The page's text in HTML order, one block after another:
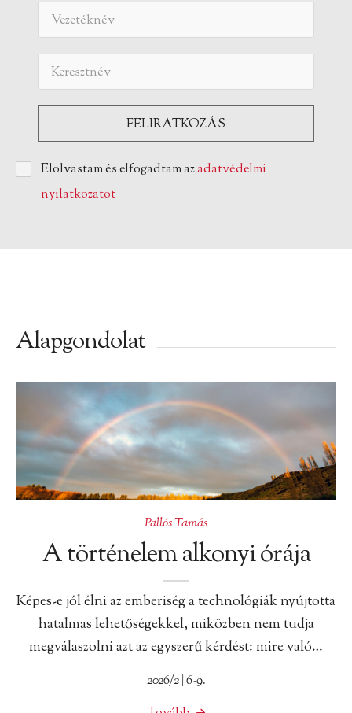
Elolvastam és elfogadtam azadatvédelmi
nyilatkozatot
Alapgondolat
Pallós Tamás
A történelem alkonyi órája
Képes-e jól élni az emberiség a technológiák nyújtotta
hatalmas lehetőségekkel, miközben nem tudja
megválaszolni azt az egyszerű kérdést: mire való…
2026/2 | 6-9.